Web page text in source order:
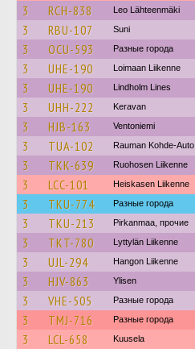
3 RCH-838 Leo Lähteenmäki
3 RBU-107 Suni
3 OCU-593 Разные города
3 UHE-190 Loimaan Liikenne
3 UHE-190 Lindholm Lines
3 UHH-222 Keravan
3 HJB-163 Ventoniemi
3 TUA-102 Rauman Kohde-Auto
3 TKK-639 Ruohosen Liikenne
3 LCC-101 Heiskasen Liikenne
3 TKU-774 Разные города
3 TKU-213 Pirkanmaa, прочие
3 TKT-780 Lyttylän Liikenne
3 UJL-294 Hangon Liikenne
3 HJV-863 Ylisen
3 VHE-505 Разные города
3 TMJ-716 Разные города
3 LCL-658 Kuusela